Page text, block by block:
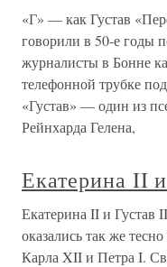
«Г» — как Густав
говорили в 50-е годы
журналисты в Бонне
телефонной трубке
«Густав» — один из
Рейнхарда Гелена,
Екатерина II
Екатерина II и Густав
оказались так же
Карла XII и Петра I.